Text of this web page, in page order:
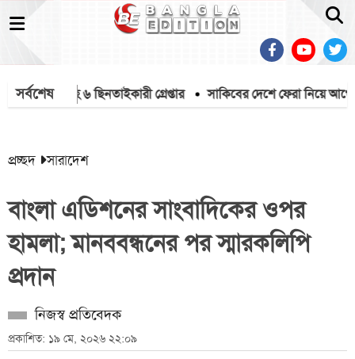
সর্বশেষ
অস্ত্রসহ ৬ ছিনতাইকারী গ্রেপ্তার সাকিবের দেশে ফেরা নিয়ে আগের
প্রচ্ছদ সারাদেশ
বাংলা এডিশনের সাংবাদিকের ওপর
হামলা; মানববন্ধনের পর স্মারকলিপি
প্রদান
নিজস্ব প্রতিবেদক
প্রকাশিত: ১৯ মে, ২০২৬ ২২:০৯